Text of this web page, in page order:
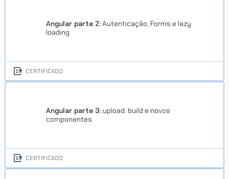
Angular parte 2:Autenticação, Forms e lazy
loading
CERTIFICADO
Angular parte 3: upload, build e novos
componentes
CERTIFICADO